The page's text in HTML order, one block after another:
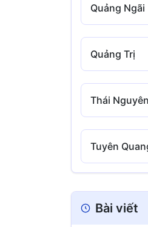
Quảng Ngãi
Quảng Trị
Thái Nguyên
Tuyên
Bài viết